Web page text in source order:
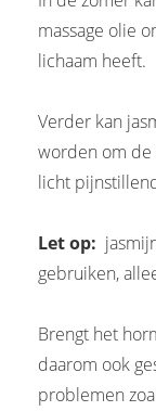
massage olie
lichaam heeft.
Verder kan
worden om de
licht
Let op:
gebruiken,
Brengt het
daarom ook
problemen